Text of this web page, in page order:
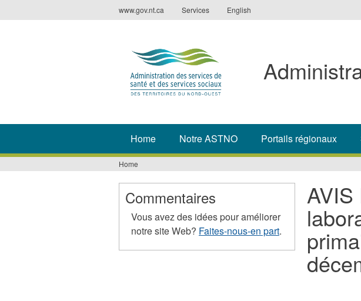
to
www.gov.nt.ca Services English
Home Notre ASTNO Portails régionaux
You
are
here
Home
Commentaires
Vous avez des idées pour améliorer
notre site Web? Faites-nous-en part.